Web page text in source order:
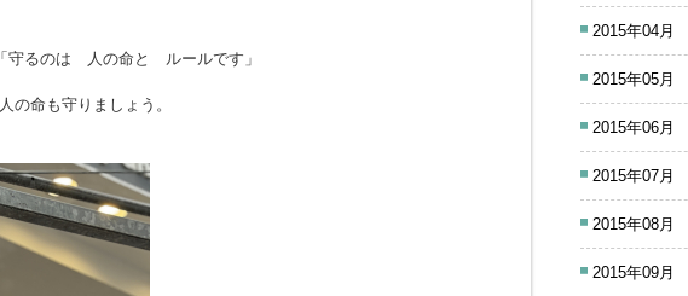
守るのは 人の命と ルールです」
の命も守りましょう。
2015年04月
2015年05月
2015年06月
2015年07月
2015年08月
2015年09月